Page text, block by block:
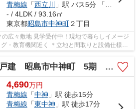
青梅線 「西立川
」駅 バス5分 「玉川小学校（東京都）」 停歩7分
- / 4LDK / 93.16㎡
東京都昭島市中神町２丁目
の広々敷地 見学受付中！現地で暮らしイメージ
＊立地と間取りと設備仕様の
建 昭島市中神町 5期 全6棟
4,690万円
青梅線 「中神 」駅 徒歩15分
青梅線 「東中神 」駅 徒歩17分